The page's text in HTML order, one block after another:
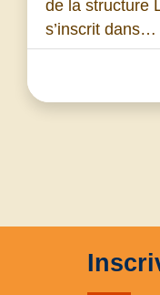
de la structure
s’inscrit dans…